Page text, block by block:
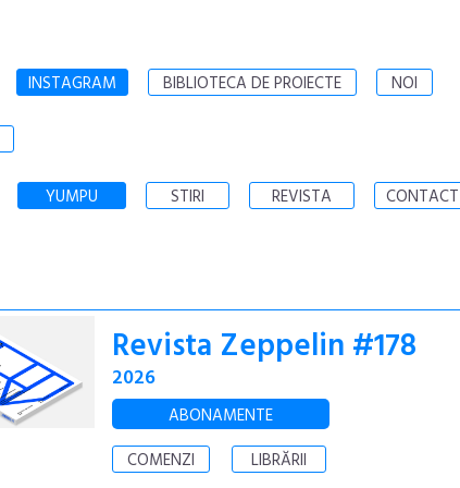
INSTAGRAM BIBLIOTECA DE PROIECTE NOI
YUMPU STIRI REVISTA CONTACT
Revista Zeppelin #178
2026
ABONAMENTE
COMENZI
LIBRĂRII